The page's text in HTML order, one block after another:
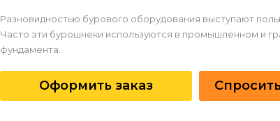
Разновидностью бурового оборудования выступают
Часто эти бурошнеки используются в промышленном и
фундамента.
Оформить заказ